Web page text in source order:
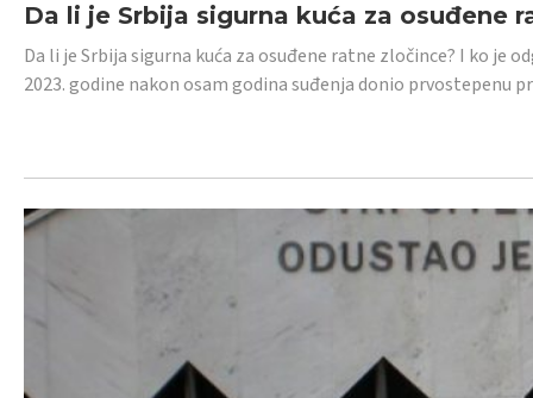
Da li je Srbija sigurna kuća za osuđene
Da li je Srbija sigurna kuća za osuđene ratne zločince? I ko je
2023. godine nakon osam godina suđenja donio prvostepenu